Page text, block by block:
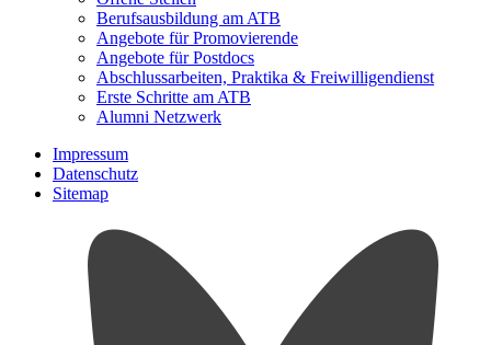
Berufsausbildung am ATB
Angebote für Promovierende
Angebote für Postdocs
Abschlussarbeiten, Praktika & Freiwilligendienst
Erste Schritte am ATB
Alumni Netzwerk
Impressum
Datenschutz
Sitemap